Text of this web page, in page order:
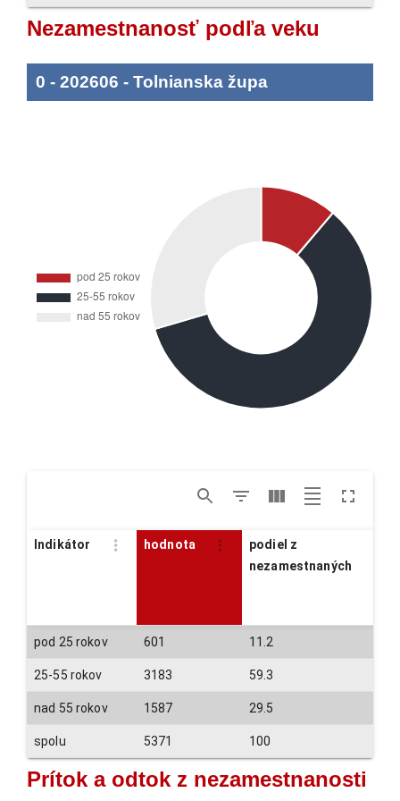
Nezamestnanosť podľa veku
0 - 202606 - Tolnianska župa
Indikátor hodnota
podiel z
nezamestnaných
pod 25 rokov 601 11.2
25-55 rokov 3183 59.3
nad 55 rokov 1587 29.5
spolu 5371 100
Prítok a odtok z nezamestnanosti